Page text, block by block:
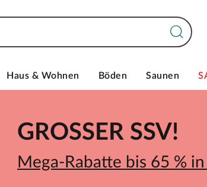
Haus & Wohnen Böden Saunen
GROSSER SSV!
Mega-Rabatte bis 65 %